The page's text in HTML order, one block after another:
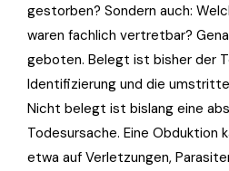
gestorben? Sondern auch:
waren fachlich vertretbar?
geboten. Belegt ist bisher der
Identifizierung und die
Nicht belegt ist bislang eine
Todesursache. Eine Obduktion
etwa auf Verletzungen,